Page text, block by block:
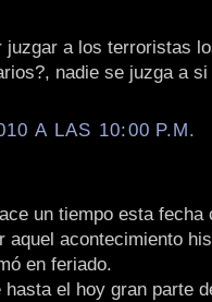
juzgar a los terroristas
nadie se juzga a
A LAS 10:00 P.M.
un tiempo esta fecha
aquel acontecimiento
en feriado.
el hoy gran parte